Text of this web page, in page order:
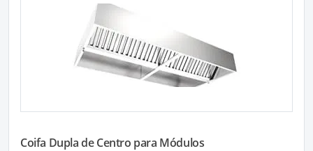
Coifa Dupla de Centro para Módulos